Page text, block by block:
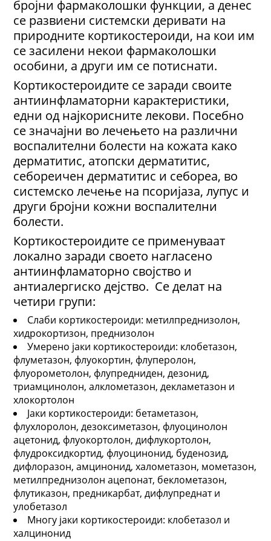
бројни фармаколошки функции, а денес
се развиени системски деривати на
природните кортикостероиди, на кои им
се засилени некои фармаколошки
особини, а други им се потиснати.
Кортикостероидите се заради своите
антиинфламаторни карактеристики,
едни од најкорисните лекови. Посебно
се значајни во лечењето на различни
воспалителни болести на кожата како
дерматитис, атопски дерматитис,
себореичен дерматитис и себореа, во
системско лечење на псоријаза, лупус и
други бројни кожни воспалителни
болести.
Кортикостероидите се применуваат
локално заради своето нагласено
антиинфламаторно својство и
антиалергиско дејство. Се делат на
четири групи:
Слаби кортикостероиди: метилпреднизолон,
хидрокортизон, преднизолон
Умерено јаки кортикостероиди: клобетазон,
флуметазон, флуокортин, флуперолон,
флуорометолон, флупредниден, дезонид,
триамцинолон, алклометазон, декламетазон и
хлокортолон
Јаки кортикостероиди: бетаметазон,
флухлоролон, дезоксиметазон, флуоцинолон
ацетонид, флуокортолон, дифлукортолон,
флудроксидкортид, флуоцинонид, буденозид,
дифлоразон, амцинонид, халометазон, мометазон,
метилпреднизолон ацепонат, беклометазон,
флутиказон, предникарбат, дифлупреднат и
улобетазол
Многу јаки кортикостероиди: клобетазол и
халцинонид